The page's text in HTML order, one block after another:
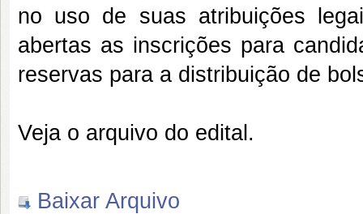
no uso de suas atribuições
abertas as inscrições para
reservas para a distribuição de
Veja o arquivo do edital.
Baixar Arquivo